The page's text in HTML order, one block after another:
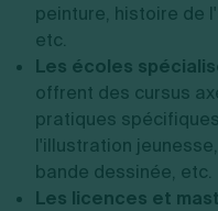
peinture, histoire de
etc.
Les écoles
offrent des cursus
pratiques
l'illustration
bande dessinée, etc.
Les licences et